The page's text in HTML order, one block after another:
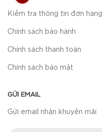
Kiểm tra thông tin đơn hàng
Chính sách bảo hành
Chính sách thanh toán
Chính sách bảo mật
GỬI EMAIL
Gửi email nhận khuyến mãi